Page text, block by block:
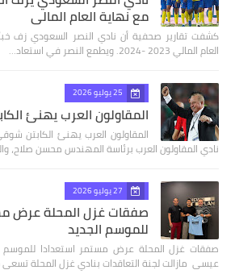
مع نهاية العام المالي
كشفت تقارير صحفية أن نادي النصر السعودي زف
العام المالي 2023 -2024. ويطمع النصر في استعاد…
25 يوليو 2026
المقاولون العرب يهنئ
المقاولون العرب يهنئ الكابتن
نادي المقاولون العرب برئاسة المهندس محسن
27 يوليو 2026
صفقات غزل المحلة عرض
للموسم الجديد
صفقات غزل المحلة عرض مستمر استعدادا
عيسى مازالت لجنة التعاقدات بنادي غزل المحلة